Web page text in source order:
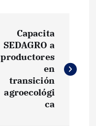
Capacita
SEDAGRO a
productores
en
transición
agroecológi
ca